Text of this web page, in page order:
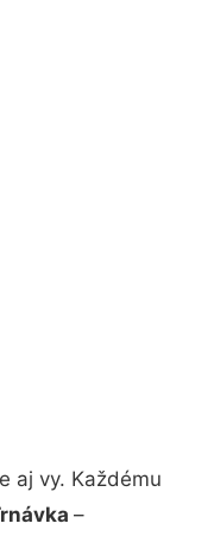
aj vy. Každému
–